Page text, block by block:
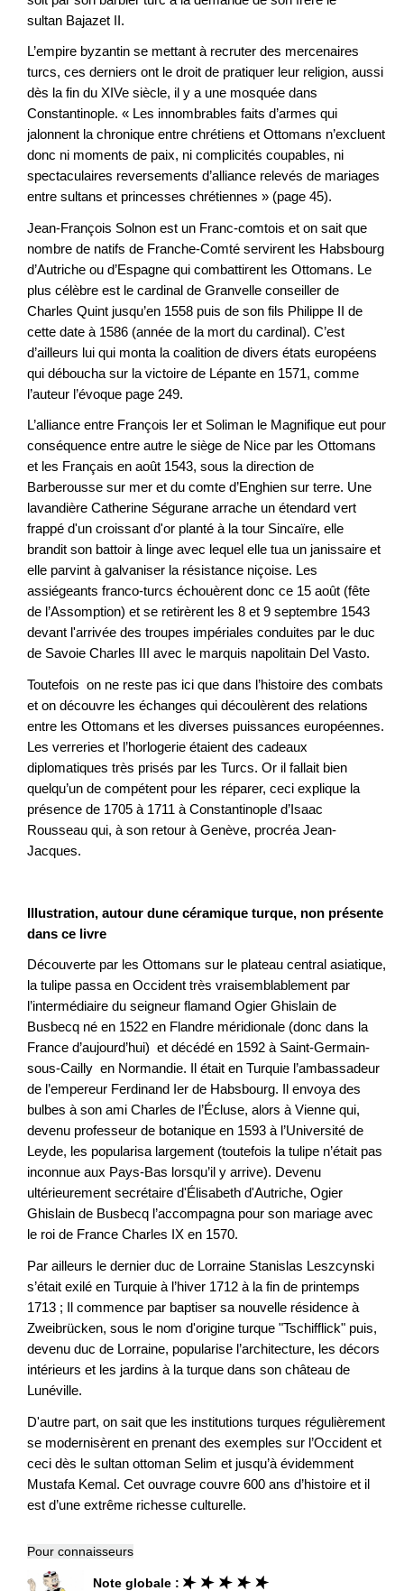
sultan Bajazet II.
L’empire byzantin se mettant à recruter des mercenaires
turcs, ces derniers ont le droit de pratiquer leur religion, aussi
dès la fin du XIVe siècle, il y a une mosquée dans
Constantinople. « Les innombrables faits d’armes qui
jalonnent la chronique entre chrétiens et Ottomans n’excluent
donc ni moments de paix, ni complicités coupables, ni
spectaculaires reversements d’alliance relevés de mariages
entre sultans et princesses chrétiennes » (page 45).
Jean-François Solnon est un Franc-comtois et on sait que
nombre de natifs de Franche-Comté servirent les Habsbourg
d’Autriche ou d’Espagne qui combattirent les Ottomans. Le
plus célèbre est le cardinal de Granvelle conseiller de
Charles Quint jusqu’en 1558 puis de son fils Philippe II de
cette date à 1586 (année de la mort du cardinal). C’est
d’ailleurs lui qui monta la coalition de divers états européens
qui déboucha sur la victoire de Lépante en 1571, comme
l’auteur l’évoque page 249.
L’alliance entre François Ier et Soliman le Magnifique eut pour
conséquence entre autre le siège de Nice par les Ottomans
et les Français en août 1543, sous la direction de
Barberousse sur mer et du comte d’Enghien sur terre. Une
lavandière Catherine Ségurane arrache un étendard vert
frappé d'un croissant d'or planté à la tour Sincaïre, elle
brandit son battoir à linge avec lequel elle tua un janissaire et
elle parvint à galvaniser la résistance niçoise. Les
assiégeants franco-turcs échouèrent donc ce 15 août (fête
de l’Assomption) et se retirèrent les 8 et 9 septembre 1543
devant l'arrivée des troupes impériales conduites par le duc
de Savoie Charles III avec le marquis napolitain Del Vasto.
Toutefois on ne reste pas ici que dans l’histoire des combats
et on découvre les échanges qui découlèrent des relations
entre les Ottomans et les diverses puissances européennes.
Les verreries et l’horlogerie étaient des cadeaux
diplomatiques très prisés par les Turcs. Or il fallait bien
quelqu’un de compétent pour les réparer, ceci explique la
présence de 1705 à 1711 à Constantinople d’Isaac
Rousseau qui, à son retour à Genève, procréa Jean-
Jacques.
Illustration, autour dune céramique turque, non présente
dans ce livre
Découverte par les Ottomans sur le plateau central asiatique,
la tulipe passa en Occident très vraisemblablement par
l’intermédiaire du seigneur flamand Ogier Ghislain de
Busbecq né en 1522 en Flandre méridionale (donc dans la
France d’aujourd’hui) et décédé en 1592 à Saint-Germain-
sous-Cailly en Normandie. Il était en Turquie l’ambassadeur
de l’empereur Ferdinand Ier de Habsbourg. Il envoya des
bulbes à son ami Charles de l’Écluse, alors à Vienne qui,
devenu professeur de botanique en 1593 à l’Université de
Leyde, les popularisa largement (toutefois la tulipe n’était pas
inconnue aux Pays-Bas lorsqu’il y arrive). Devenu
ultérieurement secrétaire d'Élisabeth d'Autriche, Ogier
Ghislain de Busbecq l’accompagna pour son mariage avec
le roi de France Charles IX en 1570.
Par ailleurs le dernier duc de Lorraine Stanislas Leszcynski
s’était exilé en Turquie à l’hiver 1712 à la fin de printemps
1713 ; Il commence par baptiser sa nouvelle résidence à
Zweibrücken, sous le nom d'origine turque "Tschifflick" puis,
devenu duc de Lorraine, popularise l’architecture, les décors
intérieurs et les jardins à la turque dans son château de
Lunéville.
D'autre part, on sait que les institutions turques régulièrement
se modernisèrent en prenant des exemples sur l’Occident et
ceci dès le sultan ottoman Selim et jusqu’à évidemment
Mustafa Kemal. Cet ouvrage couvre 600 ans d’histoire et il
est d’une extrême richesse culturelle.
Pour connaisseurs
Note globale :